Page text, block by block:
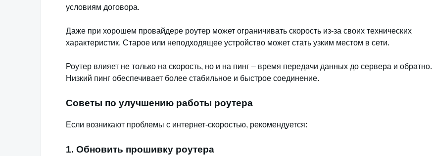
условиям договора.
Даже при хорошем провайдере роутер может ограничивать скорость из-за своих технических
характеристик. Старое или неподходящее устройство может стать узким местом в сети.
Роутер влияет не только на скорость, но и на пинг – время передачи данных до сервера и обратно.
Низкий пинг обеспечивает более стабильное и быстрое соединение.
Советы по улучшению работы роутера
Если возникают проблемы с интернет-скоростью, рекомендуется:
1. Обновить прошивку роутера